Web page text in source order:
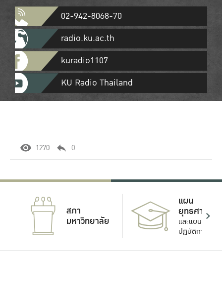
02-942-8068-70
radio.ku.ac.th
kuradio1107
KU Radio Thailand
1270 0
สภา
มหาวิทยาลัย
แผน
ยุทธศาสตร์
และแผน
ปฏิบัติการ